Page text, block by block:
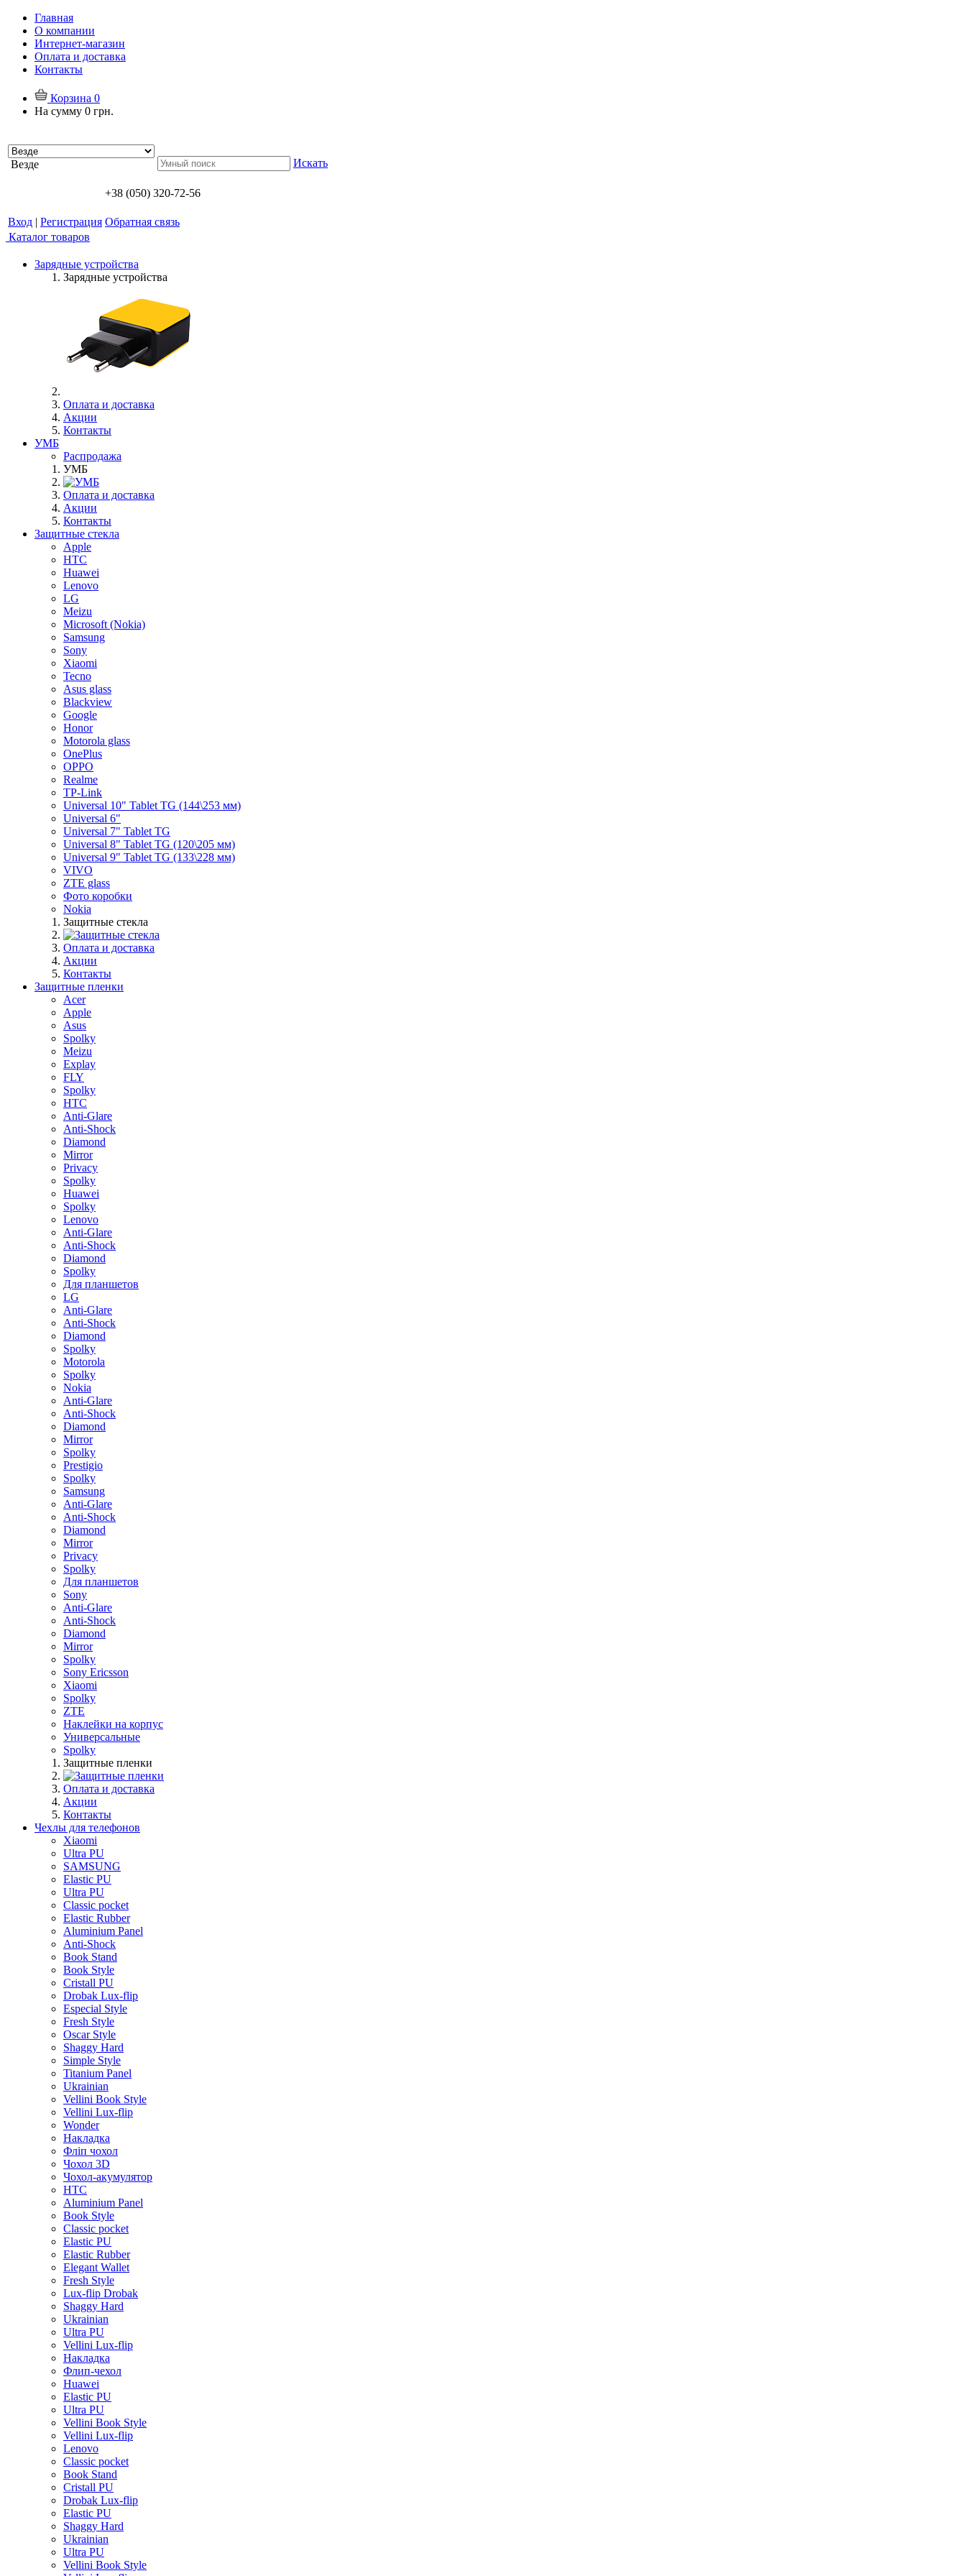
Главная
О компании
Интернет-магазин
Оплата и доставка
Контакты
Корзина 0
На сумму 0 грн.
Везде Искать
+38 (050) 320-72-56
Вход | Регистрация Обратная связь
Каталог товаров
Зарядные устройства
Зарядные устройства
Оплата и доставка
Акции
Контакты
УМБ
Распродажа
УМБ
Оплата и доставка
Акции
Контакты
Защитные стекла
Apple
HTC
Huawei
Lenovo
LG
Meizu
Microsoft (Nokia)
Samsung
Sony
Xiaomi
Tecno
Asus glass
Blackview
Google
Honor
Motorola glass
OnePlus
OPPO
Realme
TP-Link
Universal 10" Tablet TG (144\253 мм)
Universal 6"
Universal 7" Tablet TG
Universal 8" Tablet TG (120\205 мм)
Universal 9" Tablet TG (133\228 мм)
VIVO
ZTE glass
Фото коробки
Nokia
Защитные стекла
Оплата и доставка
Акции
Контакты
Защитные пленки
Acer
Apple
Asus
Spolky
Meizu
Explay
FLY
Spolky
HTC
Anti-Glare
Anti-Shock
Diamond
Mirror
Privacy
Spolky
Huawei
Spolky
Lenovo
Anti-Glare
Anti-Shock
Diamond
Spolky
Для планшетов
LG
Anti-Glare
Anti-Shock
Diamond
Spolky
Motorola
Spolky
Nokia
Anti-Glare
Anti-Shock
Diamond
Mirror
Spolky
Prestigio
Spolky
Samsung
Anti-Glare
Anti-Shock
Diamond
Mirror
Privacy
Spolky
Для планшетов
Sony
Anti-Glare
Anti-Shock
Diamond
Mirror
Spolky
Sony Ericsson
Xiaomi
Spolky
ZTE
Наклейки на корпус
Универсальные
Spolky
Защитные пленки
Оплата и доставка
Акции
Контакты
Чехлы для телефонов
Xiaomi
Ultra PU
SAMSUNG
Elastic PU
Ultra PU
Classic pocket
Elastic Rubber
Aluminium Panel
Anti-Shock
Book Stand
Book Style
Cristall PU
Drobak Lux-flip
Especial Style
Fresh Style
Oscar Style
Shaggy Hard
Simple Style
Titanium Panel
Ukrainian
Vellini Book Style
Vellini Lux-flip
Wonder
Накладка
Фліп чохол
Чохол 3D
Чохол-акумулятор
HTC
Aluminium Panel
Book Style
Classic pocket
Elastic PU
Elastic Rubber
Elegant Wallet
Fresh Style
Lux-flip Drobak
Shaggy Hard
Ukrainian
Ultra PU
Vellini Lux-flip
Накладка
Флип-чехол
Huawei
Elastic PU
Ultra PU
Vellini Book Style
Vellini Lux-flip
Lenovo
Classic pocket
Book Stand
Cristall PU
Drobak Lux-flip
Elastic PU
Shaggy Hard
Ukrainian
Ultra PU
Vellini Book Style